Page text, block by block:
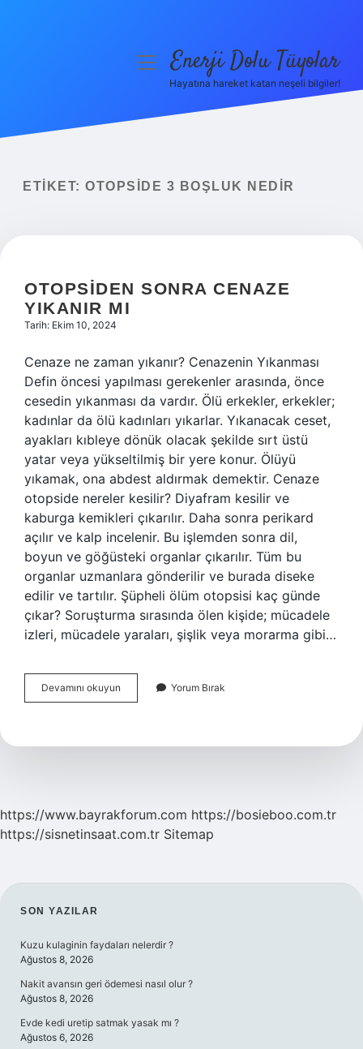
Yasal Uyarı
menüyüEnerji Dolu Tüyolar
Hayatına hareket katan neşeli bilgiler!
ETIKET: OTOPSIDE 3 BOŞLUK NEDIR
OTOPSIDEN SONRA CENAZE
YIKANIR MI
Tarih: Ekim 10, 2024
Cenaze ne zaman yıkanır? Cenazenin Yıkanması
Defin öncesi yapılması gerekenler arasında, önce
cesedin yıkanması da vardır. Ölü erkekler, erkekler;
kadınlar da ölü kadınları yıkarlar. Yıkanacak ceset,
ayakları kıbleye dönük olacak şekilde sırt üstü
yatar veya yükseltilmiş bir yere konur. Ölüyü
yıkamak, ona abdest aldırmak demektir. Cenaze
otopside nereler kesilir? Diyafram kesilir ve
kaburga kemikleri çıkarılır. Daha sonra perikard
açılır ve kalp incelenir. Bu işlemden sonra dil,
boyun ve göğüsteki organlar çıkarılır. Tüm bu
organlar uzmanlara gönderilir ve burada diseke
edilir ve tartılır. Şüpheli ölüm otopsisi kaç günde
çıkar? Soruşturma sırasında ölen kişide; mücadele
izleri, mücadele yaraları, şişlik veya morarma gibi…
Devamını okuyun Otopsiden
Sonra
Mı
Yorum Bırak
https://www.bayrakforum.com https://bosieboo.com.tr
https://sisnetinsaat.com.tr Sitemap
SIDEBAR
SON YAZILAR
Kuzu kulaginin faydaları nelerdir ?
Ağustos 8, 2026
Nakit avansın geri ödemesi nasıl olur ?
Ağustos 8, 2026
Evde kedi uretip satmak yasak mı ?
Ağustos 6, 2026